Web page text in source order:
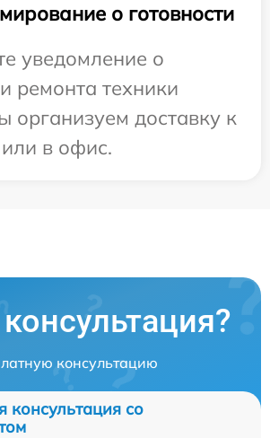
о готовности
уведомление о
ремонта техники
организуем доставку к
в офис.
консультацию
консультация со